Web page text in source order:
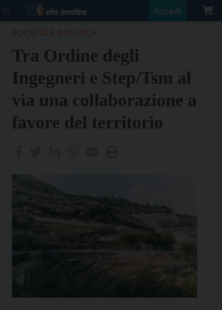
Accedi
Tra Ordine degli
Ingegneri e Step/Tsm al
via una collaborazione a
favore del territorio